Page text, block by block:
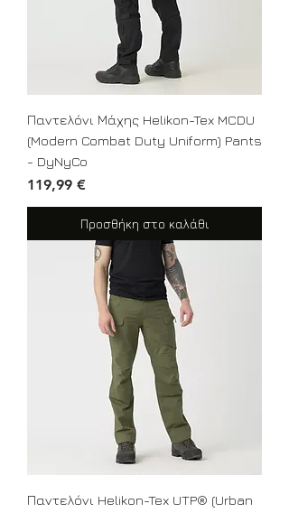
Παντελόνι Μάχης Helikon-Tex MCDU
(Modern Combat Duty Uniform) Pants
- DyNyCo
Τιμή
119,99 €
Προσθήκη στο καλάθι
Παντελόνι Helikon-Tex UTP® (Urban